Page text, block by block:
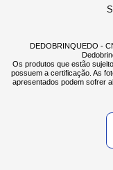
DEDOBRINQUEDO -
Os produtos que estão
possuem a certificação. As
apresentados podem sofrer